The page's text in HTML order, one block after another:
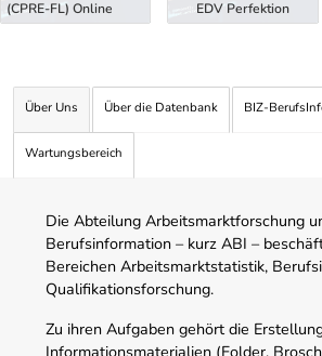
(CPRE-FL) Online
EDV Perfektion
Über Uns Über die Datenbank BIZ-
Wartungsbereich
Die Abteilung Arbeitsmarktforschung
Berufsinformation – kurz ABI –
Bereichen Arbeitsmarktstatistik,
Qualifikationsforschung.
Zu ihren Aufgaben gehört die
Informationsmaterialien (Folder,